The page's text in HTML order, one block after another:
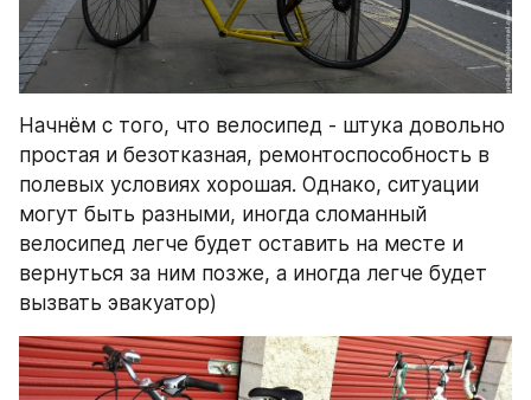
Начнём с того, что велосипед - штука довольно
простая и безотказная, ремонтоспособность в
полевых условиях хорошая. Однако, ситуации
могут быть разными, иногда сломанный
велосипед легче будет оставить на месте и
вернуться за ним позже, а иногда легче будет
вызвать эвакуатор)